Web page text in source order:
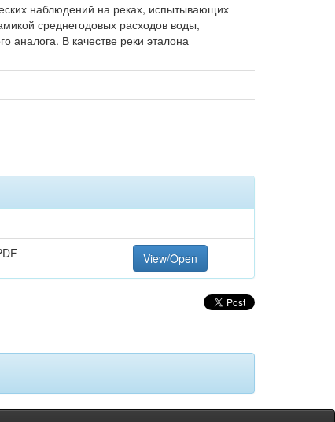
наблюдений на реках, испытывающих
среднегодовых расходов воды,
аналога. В качестве реки эталона
View/Open